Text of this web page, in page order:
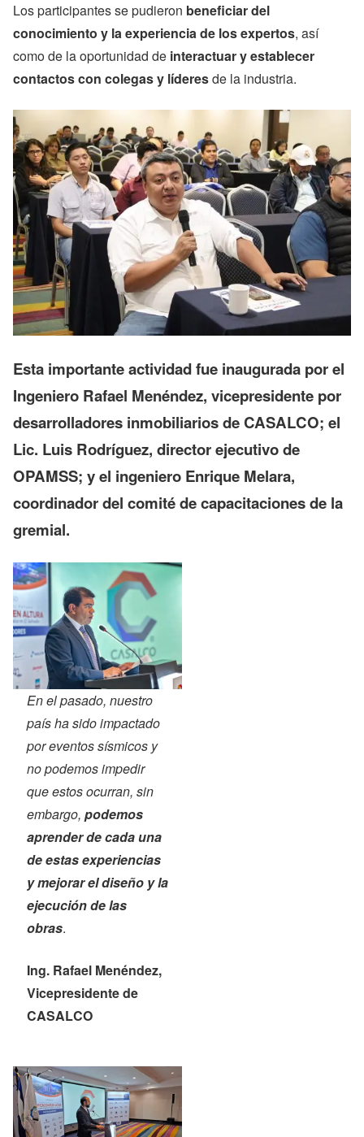
Los participantes se pudieron beneficiar del
conocimiento y la experiencia de los expertos, así
como de la oportunidad de interactuar y establecer
contactos con colegas y líderesde la industria.
Esta importante actividad fue inaugurada por el
Ingeniero Rafael Menéndez, vicepresidente por
desarrolladores inmobiliarios de CASALCO; el
Lic. Luis Rodríguez, director ejecutivo de
OPAMSS; y el ingeniero Enrique Melara,
coordinador del comité de capacitaciones de la
gremial.
En el pasado, nuestro
país ha sido impactado
por eventos sísmicos y
no podemos impedir
que estos ocurran, sin
embargo, podemos
aprender de cada una
de estas experiencias
y mejorar el diseño y la
ejecución de las
obras.
Ing. Rafael Menéndez,
Vicepresidente de
CASALCO